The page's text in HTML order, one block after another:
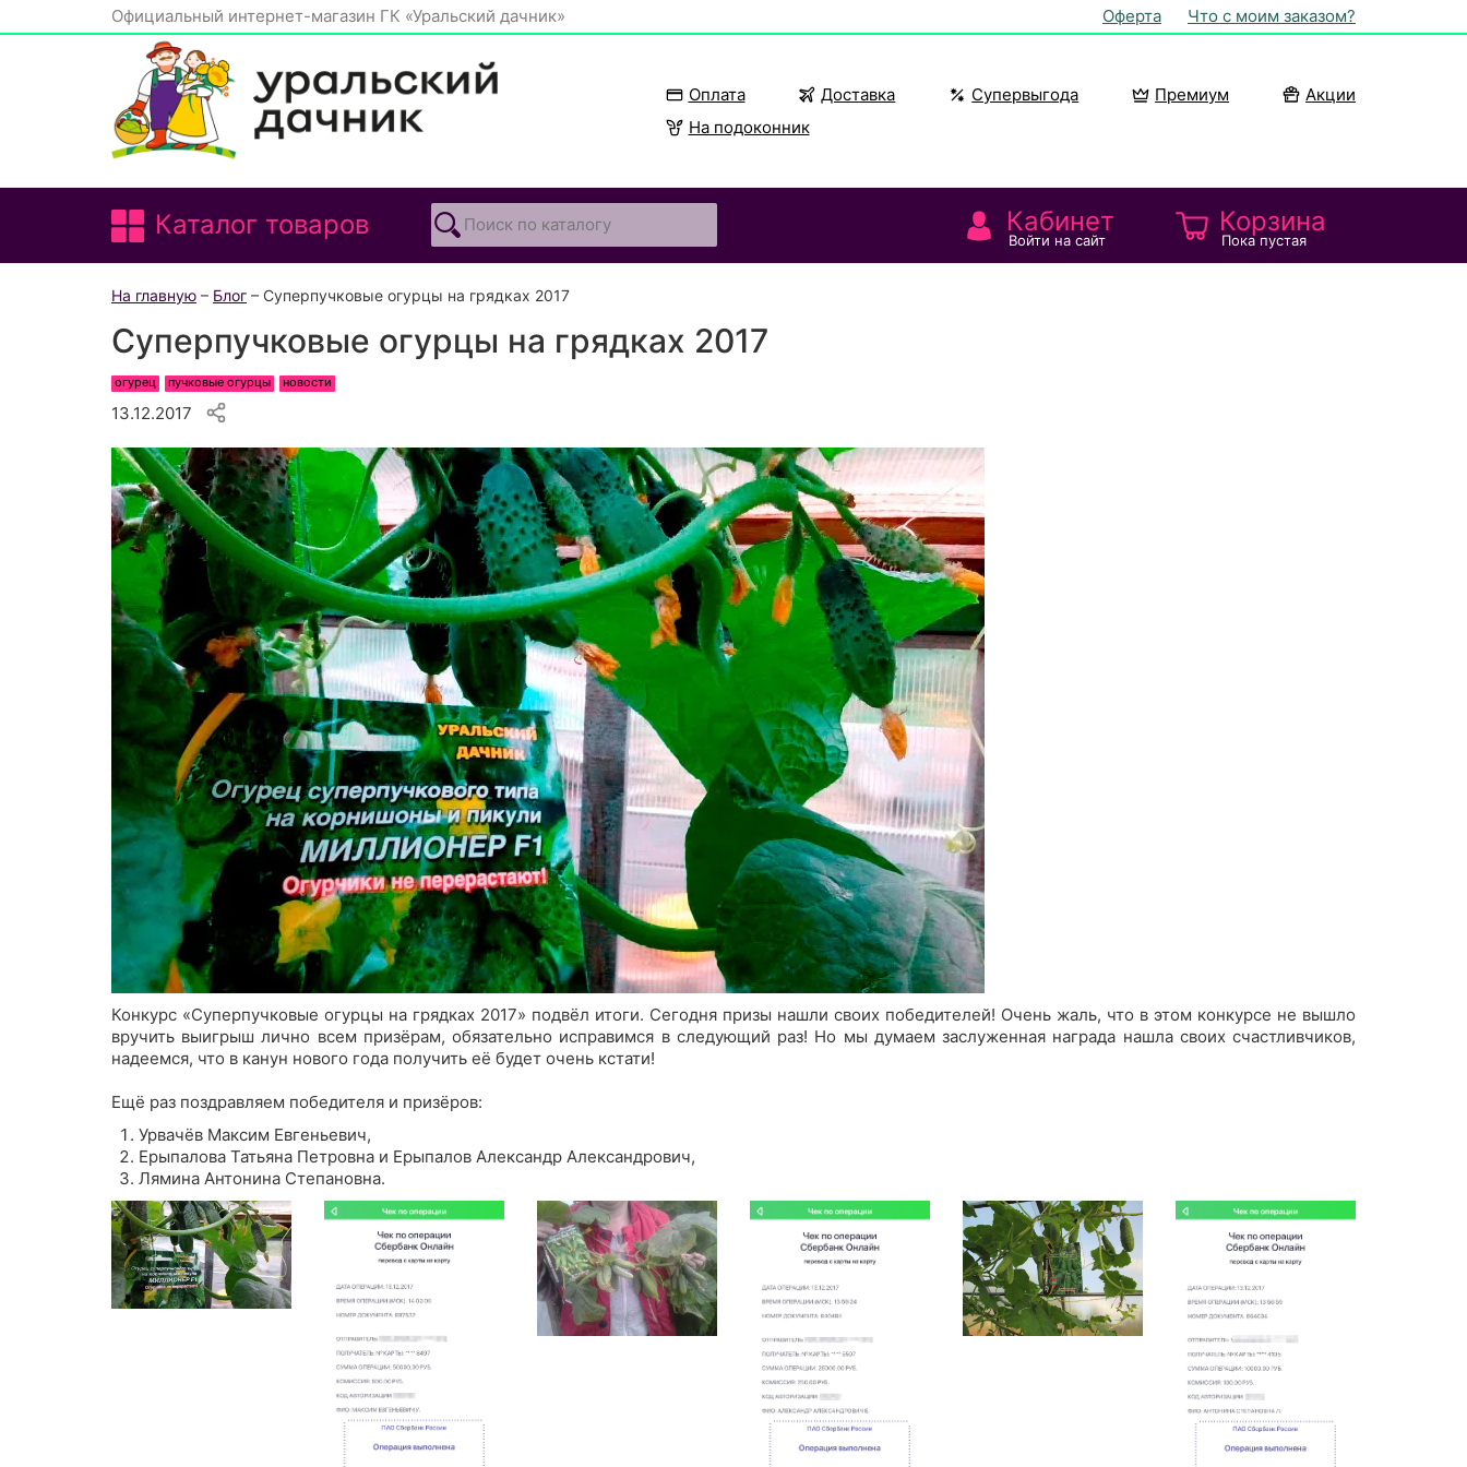
Официальный интернет-магазин ГК «Уральский дачник» Оферта Что с моим заказом?
Оплата Доставка Супервыгода Премиум
Акции
На подоконник
Каталог товаров Кабинет
Войти на сайт
Корзина
Пока пустая
На главную – Блог – Суперпучковые огурцы на грядках 2017
Суперпучковые огурцы на грядках 2017
огурец пучковые огурцы новости
13.12.2017
Конкурс «Суперпучковые огурцы на грядках 2017» подвёл итоги. Сегодня призы нашли своих победителей! Очень жаль, что в этом конкурсе не вышло
вручить выигрыш лично всем призёрам, обязательно исправимся в следующий раз! Но мы думаем заслуженная награда нашла своих счастливчиков,
надеемся, что в канун нового года получить её будет очень кстати!
Ещё раз поздравляем победителя и призёров:
Урвачёв Максим Евгеньевич,
Ерыпалова Татьяна Петровна и Ерыпалов Александр Александрович,
Лямина Антонина Степановна.